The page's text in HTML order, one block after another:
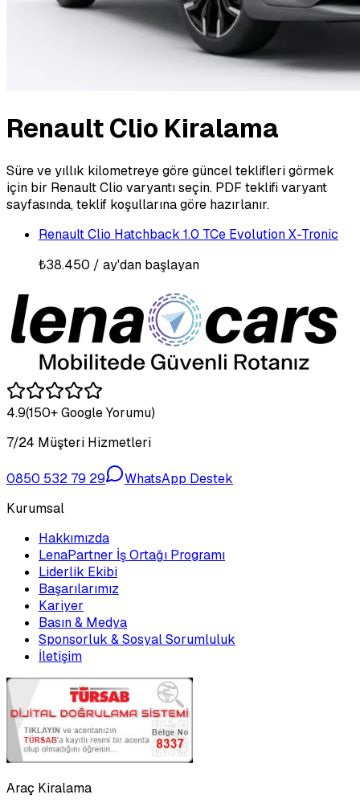
Renault Clio Kiralama
Süre ve yıllık kilometreye göre güncel teklifleri görmek
için bir Renault Clio varyantı seçin. PDF teklifi varyant
sayfasında, teklif koşullarına göre hazırlanır.
Renault Clio Hatchback 1.0 TCe Evolution X-Tronic
₺38.450 / ay'dan başlayan
4.9(150+ Google Yorumu)
7/24 Müşteri Hizmetleri
0850 532 79 29
WhatsApp Destek
Kurumsal
Hakkımızda
LenaPartner İş Ortağı Programı
Liderlik Ekibi
Başarılarımız
Kariyer
Basın & Medya
Sponsorluk & Sosyal Sorumluluk
İletişim
Araç Kiralama